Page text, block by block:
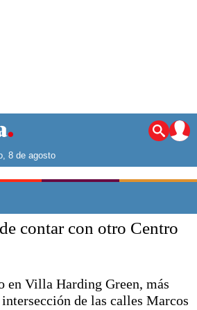
La ciudad
Punta Alta
El mundo
Escenario Olímpico
Liga del Sur
8 de agosto
contar con otro Centro
en Villa Harding Green, más
de las calles Marcos